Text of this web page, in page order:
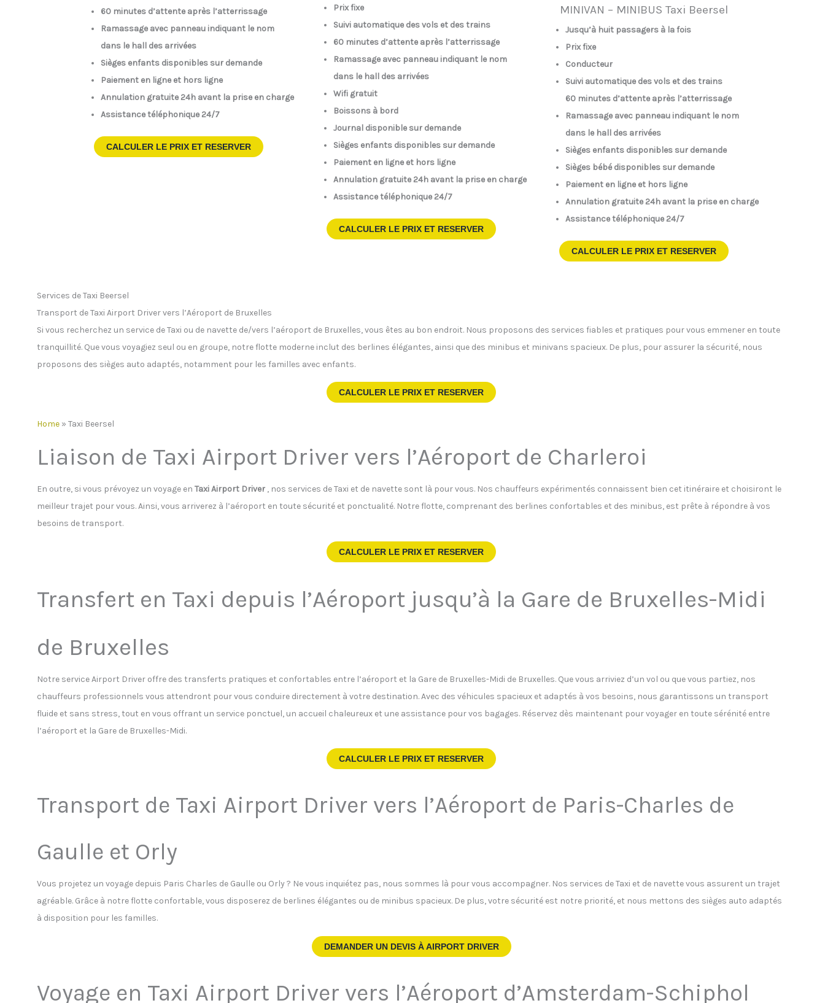
60 minutes d’attente après l’atterrissage
Ramassage avec panneau indiquant le nom
dans le hall des arrivées
Sièges enfants disponibles sur demande
Paiement en ligne et hors ligne
Annulation gratuite 24h avant la prise en charge
Assistance téléphonique 24/7
CALCULER LE PRIX ET RESERVER
Prix fixe
Suivi automatique des vols et des trains
60 minutes d’attente après l’atterrissage
Ramassage avec panneau indiquant le nom
dans le hall des arrivées
Wifi gratuit
Boissons à bord
Journal disponible sur demande
Sièges enfants disponibles sur demande
Paiement en ligne et hors ligne
Annulation gratuite 24h avant la prise en charge
Assistance téléphonique 24/7
CALCULER LE PRIX ET RESERVER
MINIVAN – MINIBUS Taxi Beersel
Jusqu’à huit passagers à la fois
Prix fixe
Conducteur
Suivi automatique des vols et des trains
60 minutes d’attente après l’atterrissage
Ramassage avec panneau indiquant le nom
dans le hall des arrivées
Sièges enfants disponibles sur demande
Sièges bébé disponibles sur demande
Paiement en ligne et hors ligne
Annulation gratuite 24h avant la prise en charge
Assistance téléphonique 24/7
CALCULER LE PRIX ET RESERVER
Services de Taxi Beersel
Transport de Taxi Airport Driver vers l’Aéroport de Bruxelles
Si vous recherchez un service de Taxi ou de navette de/vers l’aéroport de Bruxelles, vous êtes au bon endroit. Nous proposons des services fiables et pratiques pour vous emmener en toute
tranquillité. Que vous voyagiez seul ou en groupe, notre flotte moderne inclut des berlines élégantes, ainsi que des minibus et minivans spacieux. De plus, pour assurer la sécurité, nous
proposons des sièges auto adaptés, notamment pour les familles avec enfants.
CALCULER LE PRIX ET RESERVER
Home » Taxi Beersel
Liaison de Taxi Airport Driver vers l’Aéroport de Charleroi
En outre, si vous prévoyez un voyage en Taxi Airport Driver , nos services de Taxi et de navette sont là pour vous. Nos chauffeurs expérimentés connaissent bien cet itinéraire et choisiront le
meilleur trajet pour vous. Ainsi, vous arriverez à l’aéroport en toute sécurité et ponctualité. Notre flotte, comprenant des berlines confortables et des minibus, est prête à répondre à vos
besoins de transport.
CALCULER LE PRIX ET RESERVER
Transfert en Taxi depuis l’Aéroport jusqu’à la Gare de Bruxelles-Midi
de Bruxelles
Notre service Airport Driver offre des transferts pratiques et confortables entre l’aéroport et la Gare de Bruxelles-Midi de Bruxelles. Que vous arriviez d’un vol ou que vous partiez, nos
chauffeurs professionnels vous attendront pour vous conduire directement à votre destination. Avec des véhicules spacieux et adaptés à vos besoins, nous garantissons un transport
fluide et sans stress, tout en vous offrant un service ponctuel, un accueil chaleureux et une assistance pour vos bagages. Réservez dès maintenant pour voyager en toute sérénité entre
l’aéroport et la Gare de Bruxelles-Midi.
CALCULER LE PRIX ET RESERVER
Transport de Taxi Airport Driver vers l’Aéroport de Paris-Charles de
Gaulle et Orly
Vous projetez un voyage depuis Paris Charles de Gaulle ou Orly ? Ne vous inquiétez pas, nous sommes là pour vous accompagner. Nos services de Taxi et de navette vous assurent un trajet
agréable. Grâce à notre flotte confortable, vous disposerez de berlines élégantes ou de minibus spacieux. De plus, votre sécurité est notre priorité, et nous mettons des sièges auto adaptés
à disposition pour les familles.
DEMANDER UN DEVIS ÀAIRPORT DRIVER
Voyage en Taxi Airport Driver vers l’Aéroport d’Amsterdam-Schiphol